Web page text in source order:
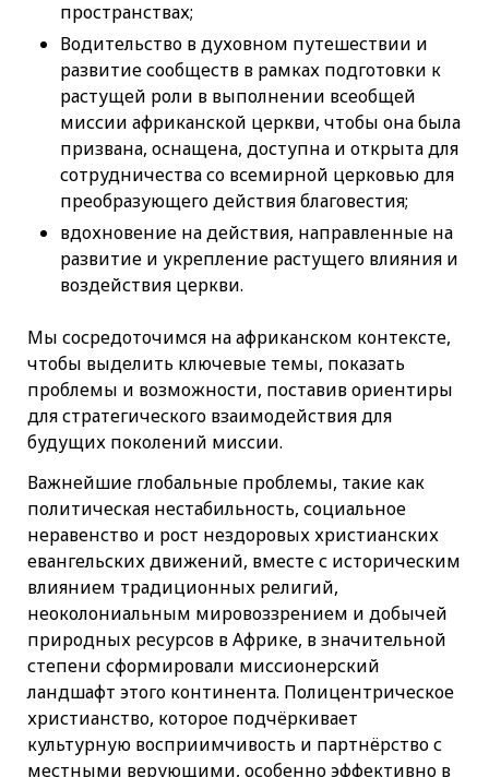
пространствах;
Водительство в духовном путешествии и
развитие сообществ в рамках подготовки к
растущей роли в выполнении всеобщей
миссии африканской церкви, чтобы она была
призвана, оснащена, доступна и открыта для
сотрудничества со всемирной церковью для
преобразующего действия благовестия;
вдохновение на действия, направленные на
развитие и укрепление растущего влияния и
воздействия церкви.
Мы сосредоточимся на африканском контексте,
чтобы выделить ключевые темы, показать
проблемы и возможности, поставив ориентиры
для стратегического взаимодействия для
будущих поколений миссии.
Важнейшие глобальные проблемы, такие как
политическая нестабильность, социальное
неравенство и рост нездоровых христианских
евангельских движений, вместе с историческим
влиянием традиционных религий,
неоколониальным мировоззрением и добычей
природных ресурсов в Африке, в значительной
степени сформировали миссионерский
ландшафт этого континента. Полицентрическое
христианство, которое подчёркивает
культурную восприимчивость и партнёрство с
местными верующими, особенно эффективно в